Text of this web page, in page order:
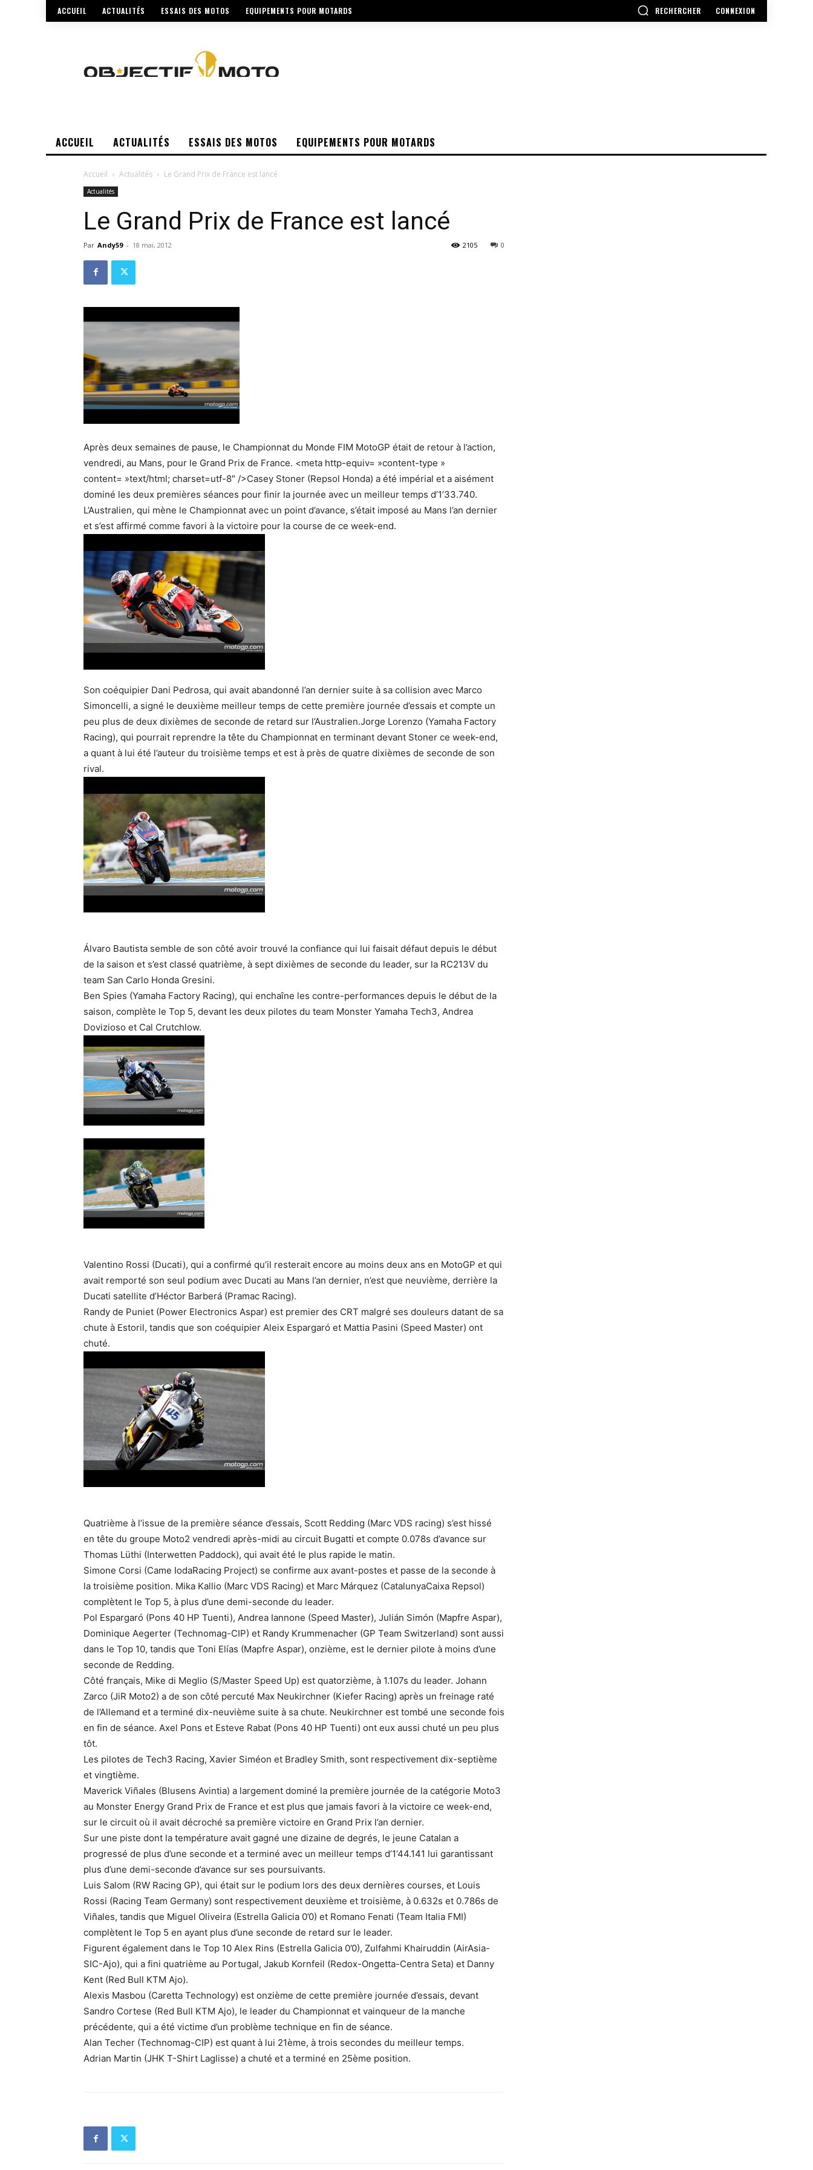
ACCUEIL ACTUALITÉS ESSAIS DES MOTOS EQUIPEMENTS POUR MOTARDS RECHERCHER CONNEXION
ACCUEIL ACTUALITÉS ESSAIS DES MOTOS EQUIPEMENTS POUR MOTARDS
Accueil Actualités Le Grand Prix de France est lancé
Actualités
Le Grand Prix de France est lancé
Par Andy59 - 18 mai, 2012 0
2105
Après deux semaines de pause, le Championnat du Monde FIM MotoGP était de retour à l’action,
vendredi, au Mans, pour le Grand Prix de France. <meta http-equiv= »content-type »
content= »text/html; charset=utf-8″ />Casey Stoner (Repsol Honda) a été impérial et a aisément
dominé les deux premières séances pour finir la journée avec un meilleur temps d’1’33.740.
L’Australien, qui mène le Championnat avec un point d’avance, s’était imposé au Mans l’an dernier
et s’est affirmé comme favori à la victoire pour la course de ce week-end.
Son coéquipier Dani Pedrosa, qui avait abandonné l’an dernier suite à sa collision avec Marco
Simoncelli, a signé le deuxième meilleur temps de cette première journée d’essais et compte un
peu plus de deux dixièmes de seconde de retard sur l’Australien.Jorge Lorenzo (Yamaha Factory
Racing), qui pourrait reprendre la tête du Championnat en terminant devant Stoner ce week-end,
a quant à lui été l’auteur du troisième temps et est à près de quatre dixièmes de seconde de son
rival.
Álvaro Bautista semble de son côté avoir trouvé la confiance qui lui faisait défaut depuis le début
de la saison et s’est classé quatrième, à sept dixièmes de seconde du leader, sur la RC213V du
team San Carlo Honda Gresini.
Ben Spies (Yamaha Factory Racing), qui enchaîne les contre-performances depuis le début de la
saison, complète le Top 5, devant les deux pilotes du team Monster Yamaha Tech3, Andrea
Dovizioso et Cal Crutchlow.
Valentino Rossi (Ducati), qui a confirmé qu’il resterait encore au moins deux ans en MotoGP et qui
avait remporté son seul podium avec Ducati au Mans l’an dernier, n’est que neuvième, derrière la
Ducati satellite d’Héctor Barberá (Pramac Racing).
Randy de Puniet (Power Electronics Aspar) est premier des CRT malgré ses douleurs datant de sa
chute à Estoril, tandis que son coéquipier Aleix Espargaró et Mattia Pasini (Speed Master) ont
chuté.
Quatrième à l’issue de la première séance d’essais, Scott Redding (Marc VDS racing) s’est hissé
en tête du groupe Moto2 vendredi après-midi au circuit Bugatti et compte 0.078s d’avance sur
Thomas Lüthi (Interwetten Paddock), qui avait été le plus rapide le matin.
Simone Corsi (Came IodaRacing Project) se confirme aux avant-postes et passe de la seconde à
la troisième position. Mika Kallio (Marc VDS Racing) et Marc Márquez (CatalunyaCaixa Repsol)
complètent le Top 5, à plus d’une demi-seconde du leader.
Pol Espargaró (Pons 40 HP Tuenti), Andrea Iannone (Speed Master), Julián Simón (Mapfre Aspar),
Dominique Aegerter (Technomag-CIP) et Randy Krummenacher (GP Team Switzerland) sont aussi
dans le Top 10, tandis que Toni Elías (Mapfre Aspar), onzième, est le dernier pilote à moins d’une
seconde de Redding.
Côté français, Mike di Meglio (S/Master Speed Up) est quatorzième, à 1.107s du leader. Johann
Zarco (JiR Moto2) a de son côté percuté Max Neukirchner (Kiefer Racing) après un freinage raté
de l’Allemand et a terminé dix-neuvième suite à sa chute. Neukirchner est tombé une seconde fois
en fin de séance. Axel Pons et Esteve Rabat (Pons 40 HP Tuenti) ont eux aussi chuté un peu plus
tôt.
Les pilotes de Tech3 Racing, Xavier Siméon et Bradley Smith, sont respectivement dix-septième
et vingtième.
Maverick Viñales (Blusens Avintia) a largement dominé la première journée de la catégorie Moto3
au Monster Energy Grand Prix de France et est plus que jamais favori à la victoire ce week-end,
sur le circuit où il avait décroché sa première victoire en Grand Prix l’an dernier.
Sur une piste dont la température avait gagné une dizaine de degrés, le jeune Catalan a
progressé de plus d’une seconde et a terminé avec un meilleur temps d’1’44.141 lui garantissant
plus d’une demi-seconde d’avance sur ses poursuivants.
Luis Salom (RW Racing GP), qui était sur le podium lors des deux dernières courses, et Louis
Rossi (Racing Team Germany) sont respectivement deuxième et troisième, à 0.632s et 0.786s de
Viñales, tandis que Miguel Oliveira (Estrella Galicia 0’0) et Romano Fenati (Team Italia FMI)
complètent le Top 5 en ayant plus d’une seconde de retard sur le leader.
Figurent également dans le Top 10 Alex Rins (Estrella Galicia 0’0), Zulfahmi Khairuddin (AirAsia-
SIC-Ajo), qui a fini quatrième au Portugal, Jakub Kornfeil (Redox-Ongetta-Centra Seta) et Danny
Kent (Red Bull KTM Ajo).
Alexis Masbou (Caretta Technology) est onzième de cette première journée d’essais, devant
Sandro Cortese (Red Bull KTM Ajo), le leader du Championnat et vainqueur de la manche
précédente, qui a été victime d’un problème technique en fin de séance.
Alan Techer (Technomag-CIP) est quant à lui 21ème, à trois secondes du meilleur temps.
Adrian Martin (JHK T-Shirt Laglisse) a chuté et a terminé en 25ème position.